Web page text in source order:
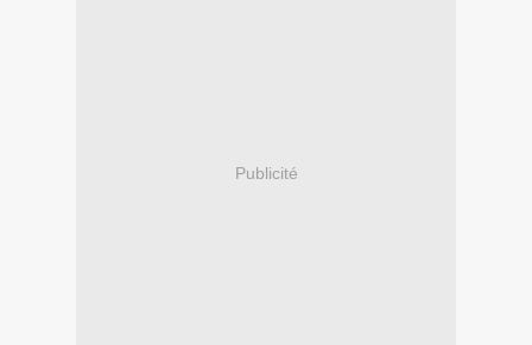
Publicité